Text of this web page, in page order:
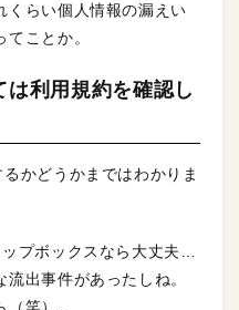
くらい個人情報の漏えい
ことか。
利用規約を確認し
かどうかまではわかりま
プボックスなら大丈夫…
出事件があったしね。